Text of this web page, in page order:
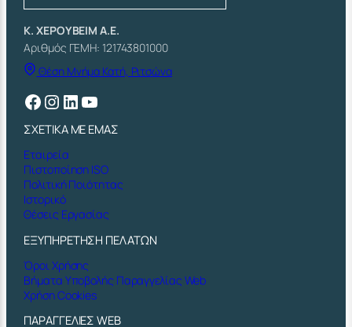
Κ. ΧΕΡΟΥΒΕΙΜ Α.Ε.
Αριθμός ΓΕΜΗ: 121743801000
Θέση Μνήμα Κατή, Ριτσώνα
Facebook Instagram Linkedin YouTube
ΣΧΕΤΙΚΑ ΜΕ ΕΜΑΣ
Εταιρεία
Πιστοποίηση ISO
Πολιτική Ποιότητας
Ιστορικό
Θέσεις Εργασίας
ΕΞΥΠΗΡΕΤΗΣΗ ΠΕΛΑΤΩΝ
Όροι Χρήσης
Βήματα Υποβολής Παραγγελίας Web
Χρήση Cookies
ΠΑΡΑΓΓΕΛΙΕΣ WEB